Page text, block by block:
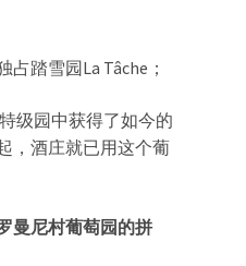
占踏雪园La Tâche；
级园中获得了如今的
，酒庄就已用这个葡
曼尼村葡萄园的拼